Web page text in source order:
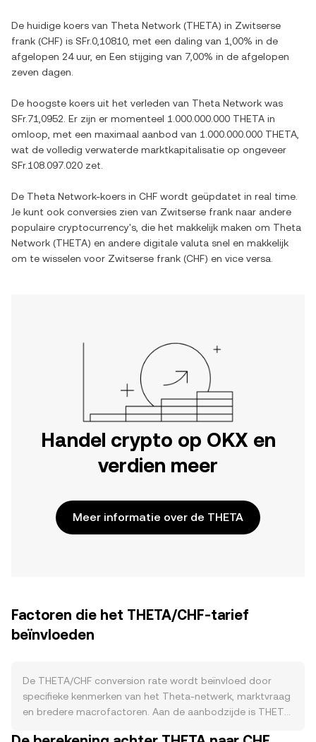
De huidige koers van Theta Network (THETA) in Zwitserse
frank (CHF) is SFr.0,10810 , met een daling van 1,00% in de
afgelopen 24 uur, en Een stijging van 7,00% in de afgelopen
zeven dagen.
De hoogste koers uit het verleden van Theta Network was
SFr.71,0952 . Er zijn er momenteel 1.000.000.000 THETA in
omloop, met een maximaal aanbod van 1.000.000.000 THETA
wat de volledig verwaterde marktkapitalisatie op ongeveer
SFr.108.097.020 zet.
De Theta Network-koers in CHF wordt geüpdatet in real time.
Je kunt ook conversies zien van Zwitserse frank naar andere
populaire cryptocurrency's, die het makkelijk maken om Theta
Network (THETA) en andere digitale valuta snel en makkelijk
om te wisselen voor Zwitserse frank (CHF) en vice versa.
Handel crypto op OKX en
verdien meer
Meer informatie over de THETA
Factoren die het THETA/CHF-tarief
beïnvloeden
De THETA/CHF conversion rate wordt beïnvloed door
specifieke kenmerken van het Theta-netwerk, marktvraag
en bredere macrofactoren. Aan de aanbodzijde is THETA